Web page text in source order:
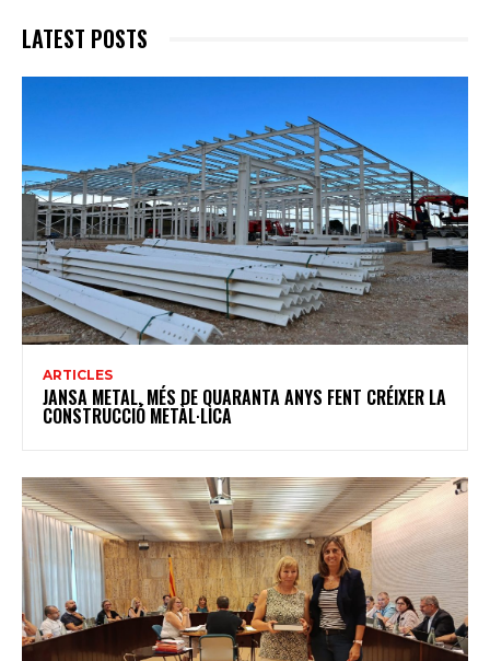
LATEST POSTS
ARTICLES
JANSA METAL, MÉS DE QUARANTA ANYS FENT CRÉIXER LA
CONSTRUCCIÓ METÀL·LICA